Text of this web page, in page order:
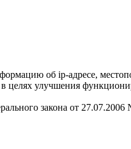
об ip-адресе,
целях улучшения
закона от